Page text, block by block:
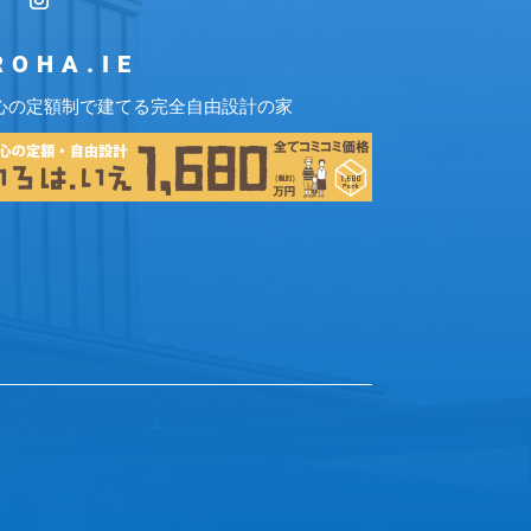
の定額制で建てる完全自由設計の家